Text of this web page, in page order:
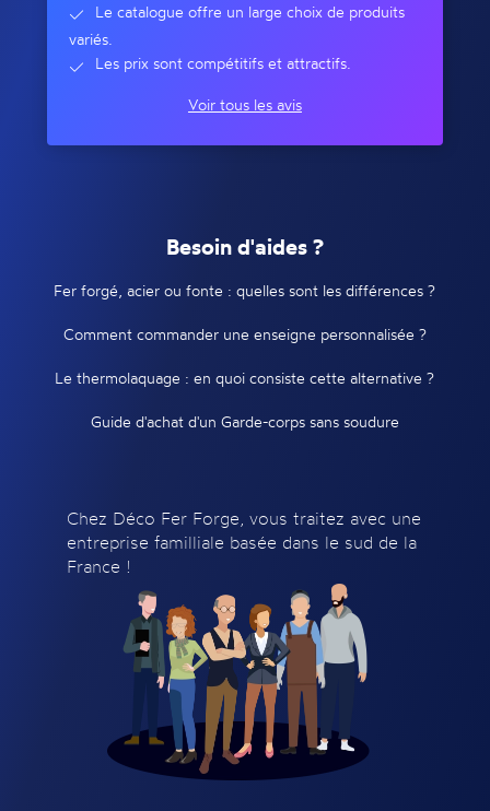
Le catalogue offre un large choix de produits
variés.
Les prix sont compétitifs et attractifs.
Voir tous les avis
Besoin d'aides ?
Fer forgé, acier ou fonte : quelles sont les différences ?
Comment commander une enseigne personnalisée ?
Le thermolaquage : en quoi consiste cette alternative ?
Guide d'achat d'un Garde-corps sans soudure
Chez Déco Fer Forge, vous traitez avec une
entreprise familliale basée dans le sud de la
France !